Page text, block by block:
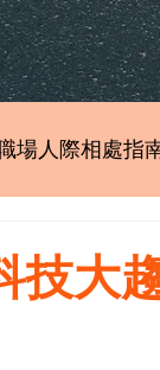
場人際相處指
技大